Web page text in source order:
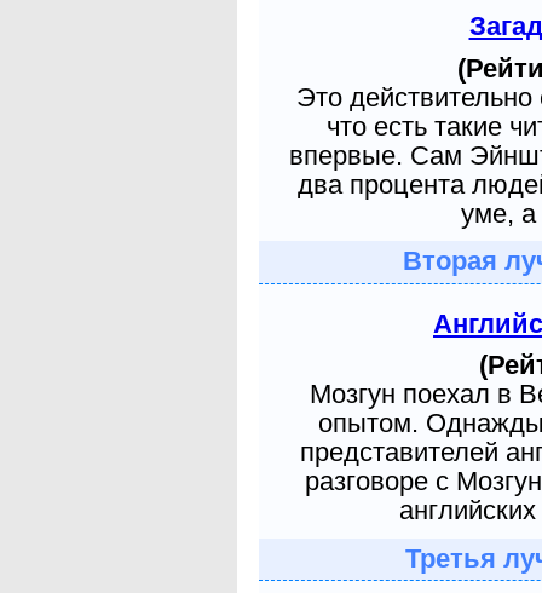
Это
что есть такие
впервые. Сам
два процента
уме, а
Вторая
Мозгун поехал в
опытом. Однажды
представителей
разговоре с
Третья